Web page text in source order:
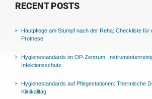
RECENT POSTS
Hautpflege am Stumpf nach der Reha: Checkliste für
Prothese
Hygienestandards im OP-Zentrum:
Infektionsschutz
Hygienestandards auf Pflegestationen: Thermische
Klinikalltag